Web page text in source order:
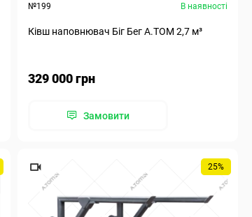
№199 В наявності
Ківш наповнювач Біг Бег А.ТОМ 2,7 м³
329 000 грн
Замовити
25%